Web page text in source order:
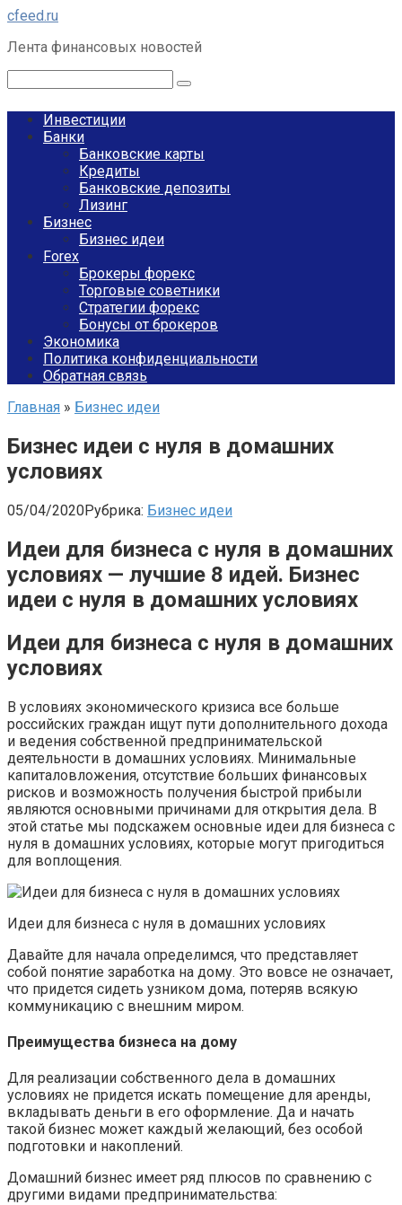
Перейти
контенту
cfeed.ru
Лента финансовых новостей
Инвестиции
Банки
Банковские карты
Кредиты
Банковские депозиты
Лизинг
Бизнес
Бизнес идеи
Forex
Брокеры форекс
Торговые советники
Стратегии форекс
Бонусы от брокеров
Экономика
Политика конфиденциальности
Обратная связь
Главная » Бизнес идеи
Бизнес идеи с нуля в домашних
условиях
05/04/2020Рубрика: Бизнес идеи
Идеи для бизнеса с нуля в домашних
условиях — лучшие 8 идей. Бизнес
идеи с нуля в домашних условиях
Идеи для бизнеса с нуля в домашних
условиях
В условиях экономического кризиса все больше
российских граждан ищут пути дополнительного дохода
и ведения собственной предпринимательской
деятельности в домашних условиях. Минимальные
капиталовложения, отсутствие больших финансовых
рисков и возможность получения быстрой прибыли
являются основными причинами для открытия дела. В
этой статье мы подскажем основные идеи для бизнеса с
нуля в домашних условиях, которые могут пригодиться
для воплощения.
Идеи для бизнеса с нуля в домашних условиях
Давайте для начала определимся, что представляет
собой понятие заработка на дому. Это вовсе не означает,
что придется сидеть узником дома, потеряв всякую
коммуникацию с внешним миром.
Преимущества бизнеса на дому
Для реализации собственного дела в домашних
условиях не придется искать помещение для аренды,
вкладывать деньги в его оформление. Да и начать
такой бизнес может каждый желающий, без особой
подготовки и накоплений.
Домашний бизнес имеет ряд плюсов по сравнению с
другими видами предпринимательства: